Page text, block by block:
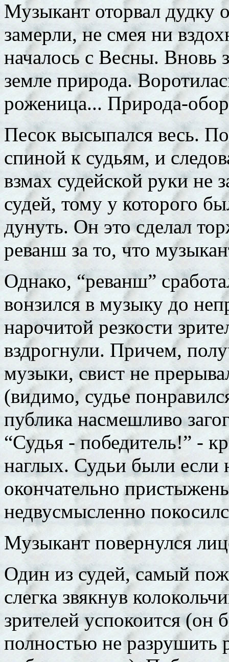
Музыкант оторвал дудку
замерли, не смея ни
началось с Весны. Вновь
земле природа.
роженица... Природа-
Песок высыпался весь.
спиной к судьям, и
взмах судейской руки не
судей, тому у которого
дунуть. Он это сделал
реванш за то, что
Однако, “реванш”
вонзился в музыку до
нарочитой резкости
вздрогнули. Причем,
музыки, свист не
(видимо, судье
публика насмешливо
“Судья - победитель!” -
наглых. Судьи были если
окончательно
недвусмысленно
Музыкант повернулся
Один из судей, самый
слегка звякнув
зрителей успокоится (он
полностью не разрушить